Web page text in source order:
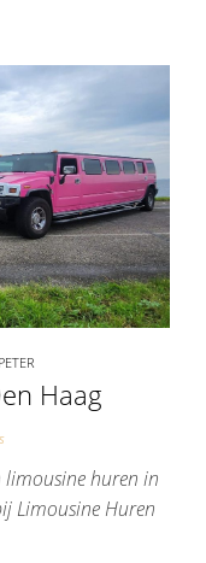
PETER
Haag
limousine huren in
Limousine Huren